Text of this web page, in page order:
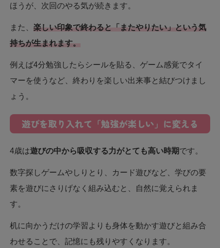
ほうが、次回のやる気が続きます。
また、 楽しい印象で終わると「またやりたい」という気
持ちが生まれます。
例えば4分勉強したらシールを貼る、ゲーム感覚でタイ
マーを使うなど、終わりを楽しい出来事と結びつけまし
ょう。
遊びを取り入れて「勉強が楽しい」に変える
4歳は遊びの中から吸収する力がとても高い時期です。
数字探しゲームやしりとり、カード遊びなど、学びの要
素を遊びにさりげなく組み込むと、自然に覚えられま
す。
机に向かうだけの学習よりも身体を動かす遊びと組み合
わせることで、記憶にも残りやすくなります。